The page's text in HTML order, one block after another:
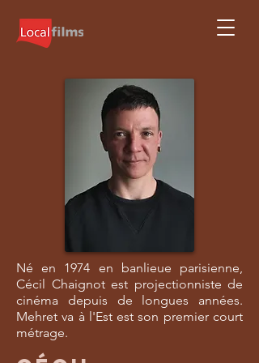
Né en 1974 en banlieue parisienne,
Cécil Chaignot est projectionniste de
cinéma depuis de longues années.
Mehret va à l'Est est son premier court
métrage.